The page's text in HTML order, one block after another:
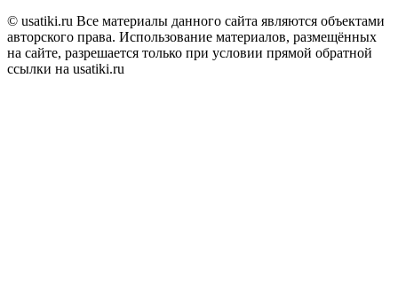
© usatiki.ru Все материалы данного сайта являются объектами
авторского права. Использование материалов, размещённых
на сайте, разрешается только при условии прямой обратной
ссылки на usatiki.ru